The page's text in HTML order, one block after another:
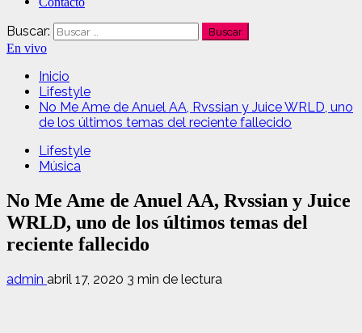
Buscar:
En vivo
Inicio
Lifestyle
No Me Ame de Anuel AA, Rvssian y Juice WRLD, uno
de los últimos temas del reciente fallecido
Lifestyle
Música
No Me Ame de Anuel AA, Rvssian y Juice
WRLD, uno de los últimos temas del
reciente fallecido
admin abril 17, 2020 3 min de lectura